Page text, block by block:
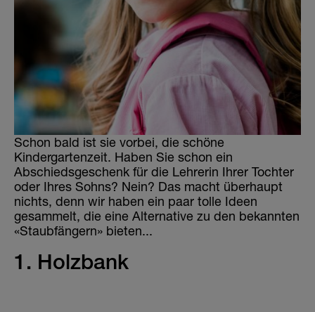
Die Welt der Sticker
Schon bald ist sie vorbei, die schöne
Kindergartenzeit. Haben Sie schon ein
Abschiedsgeschenk für die Lehrerin Ihrer Tochter
oder Ihres Sohns? Nein? Das macht überhaupt
nichts, denn wir haben ein paar tolle Ideen
gesammelt, die eine Alternative zu den bekannten
«Staubfängern» bieten...
1. Holzbank